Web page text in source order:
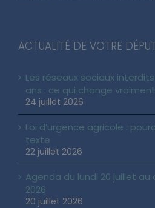
ACTUALITÉ DE VOTRE
Les réseaux sociaux
ans : ce qui change vraiment
24 juillet 2026
Loi d’urgence agricole :
texte
22 juillet 2026
Agenda du lundi 20 juillet au
2026
20 juillet 2026